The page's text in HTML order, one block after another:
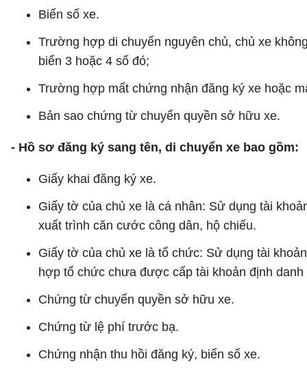
Biển số xe.
Trường hợp di chuyển nguyên chủ, chủ xe
biển 3 hoặc 4 số đó;
Trường hợp mất chứng nhận đăng ký xe hoặc
Bản sao chứng từ chuyển quyền sở hữu xe.
- Hồ sơ đăng ký sang tên, di chuyển xe bao gồm:
Giấy khai đăng ký xe.
Giấy tờ của chủ xe là cá nhân: Sử dụng tài
xuất trình căn cước công dân, hộ chiếu.
Giấy tờ của chủ xe là tổ chức: Sử dụng tài
hợp tổ chức chưa được cấp tài khoản định
Chứng từ chuyển quyền sở hữu xe.
Chứng từ lệ phí trước bạ.
Chứng nhận thu hồi đăng ký, biển số xe.